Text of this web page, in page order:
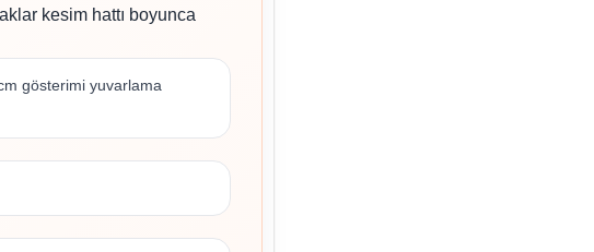
kesim hattı boyunca
gösterimi yuvarlama